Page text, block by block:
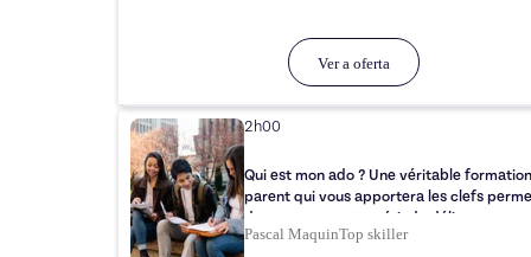
Ver a oferta
2h00
Qui est mon ado ? Une véritable
parent qui vous apportera les clefs
de traverser cette période délicate
Pascal MaquinTop skiller